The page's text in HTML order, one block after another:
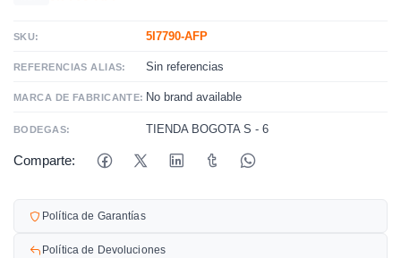
SKU: 5I7790-AFP
REFERENCIAS ALIAS: Sin referencias
MARCA DE FABRICANTE: No brand available
BODEGAS: TIENDA BOGOTA S - 6
Comparte:
Política de Garantías
Política de Devoluciones